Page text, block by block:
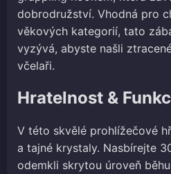
dobrodružství. Vhodná pro
věkových kategorií, tato
vyzývá, abyste našli
včelaři.
Hratelnost &
V této skvělé prohlížečové
a tajné krystaly. Nasbírejte
odemkli skrytou úroveň